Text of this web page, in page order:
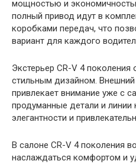
мощностью и
полный привод идут в
коробками передач, что
вариант для каждого
Экстерьер CR-V 4
стильным дизайном.
привлекает внимание уже с
продуманные детали и линии
элегантности и
В салоне CR-V 4 поколения
наслаждаться комфортом и